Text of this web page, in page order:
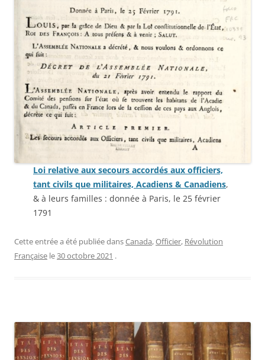
Loi relative aux secours accordés aux officiers,
tant civils que militaires, Acadiens & Canadiens,
& à leurs familles : donnée à Paris, le 25 février
1791
Cette entrée a été publiée dansCanada,Officier, Révolution
Française le30 octobre 2021 .